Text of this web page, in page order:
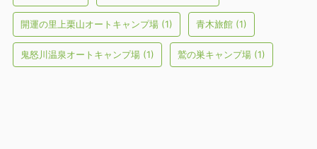
開運の里上栗山オートキャンプ場 (1) 青木旅館 (1)
鬼怒川温泉オートキャンプ場 (1) 鷲の巣キャンプ場 (1)